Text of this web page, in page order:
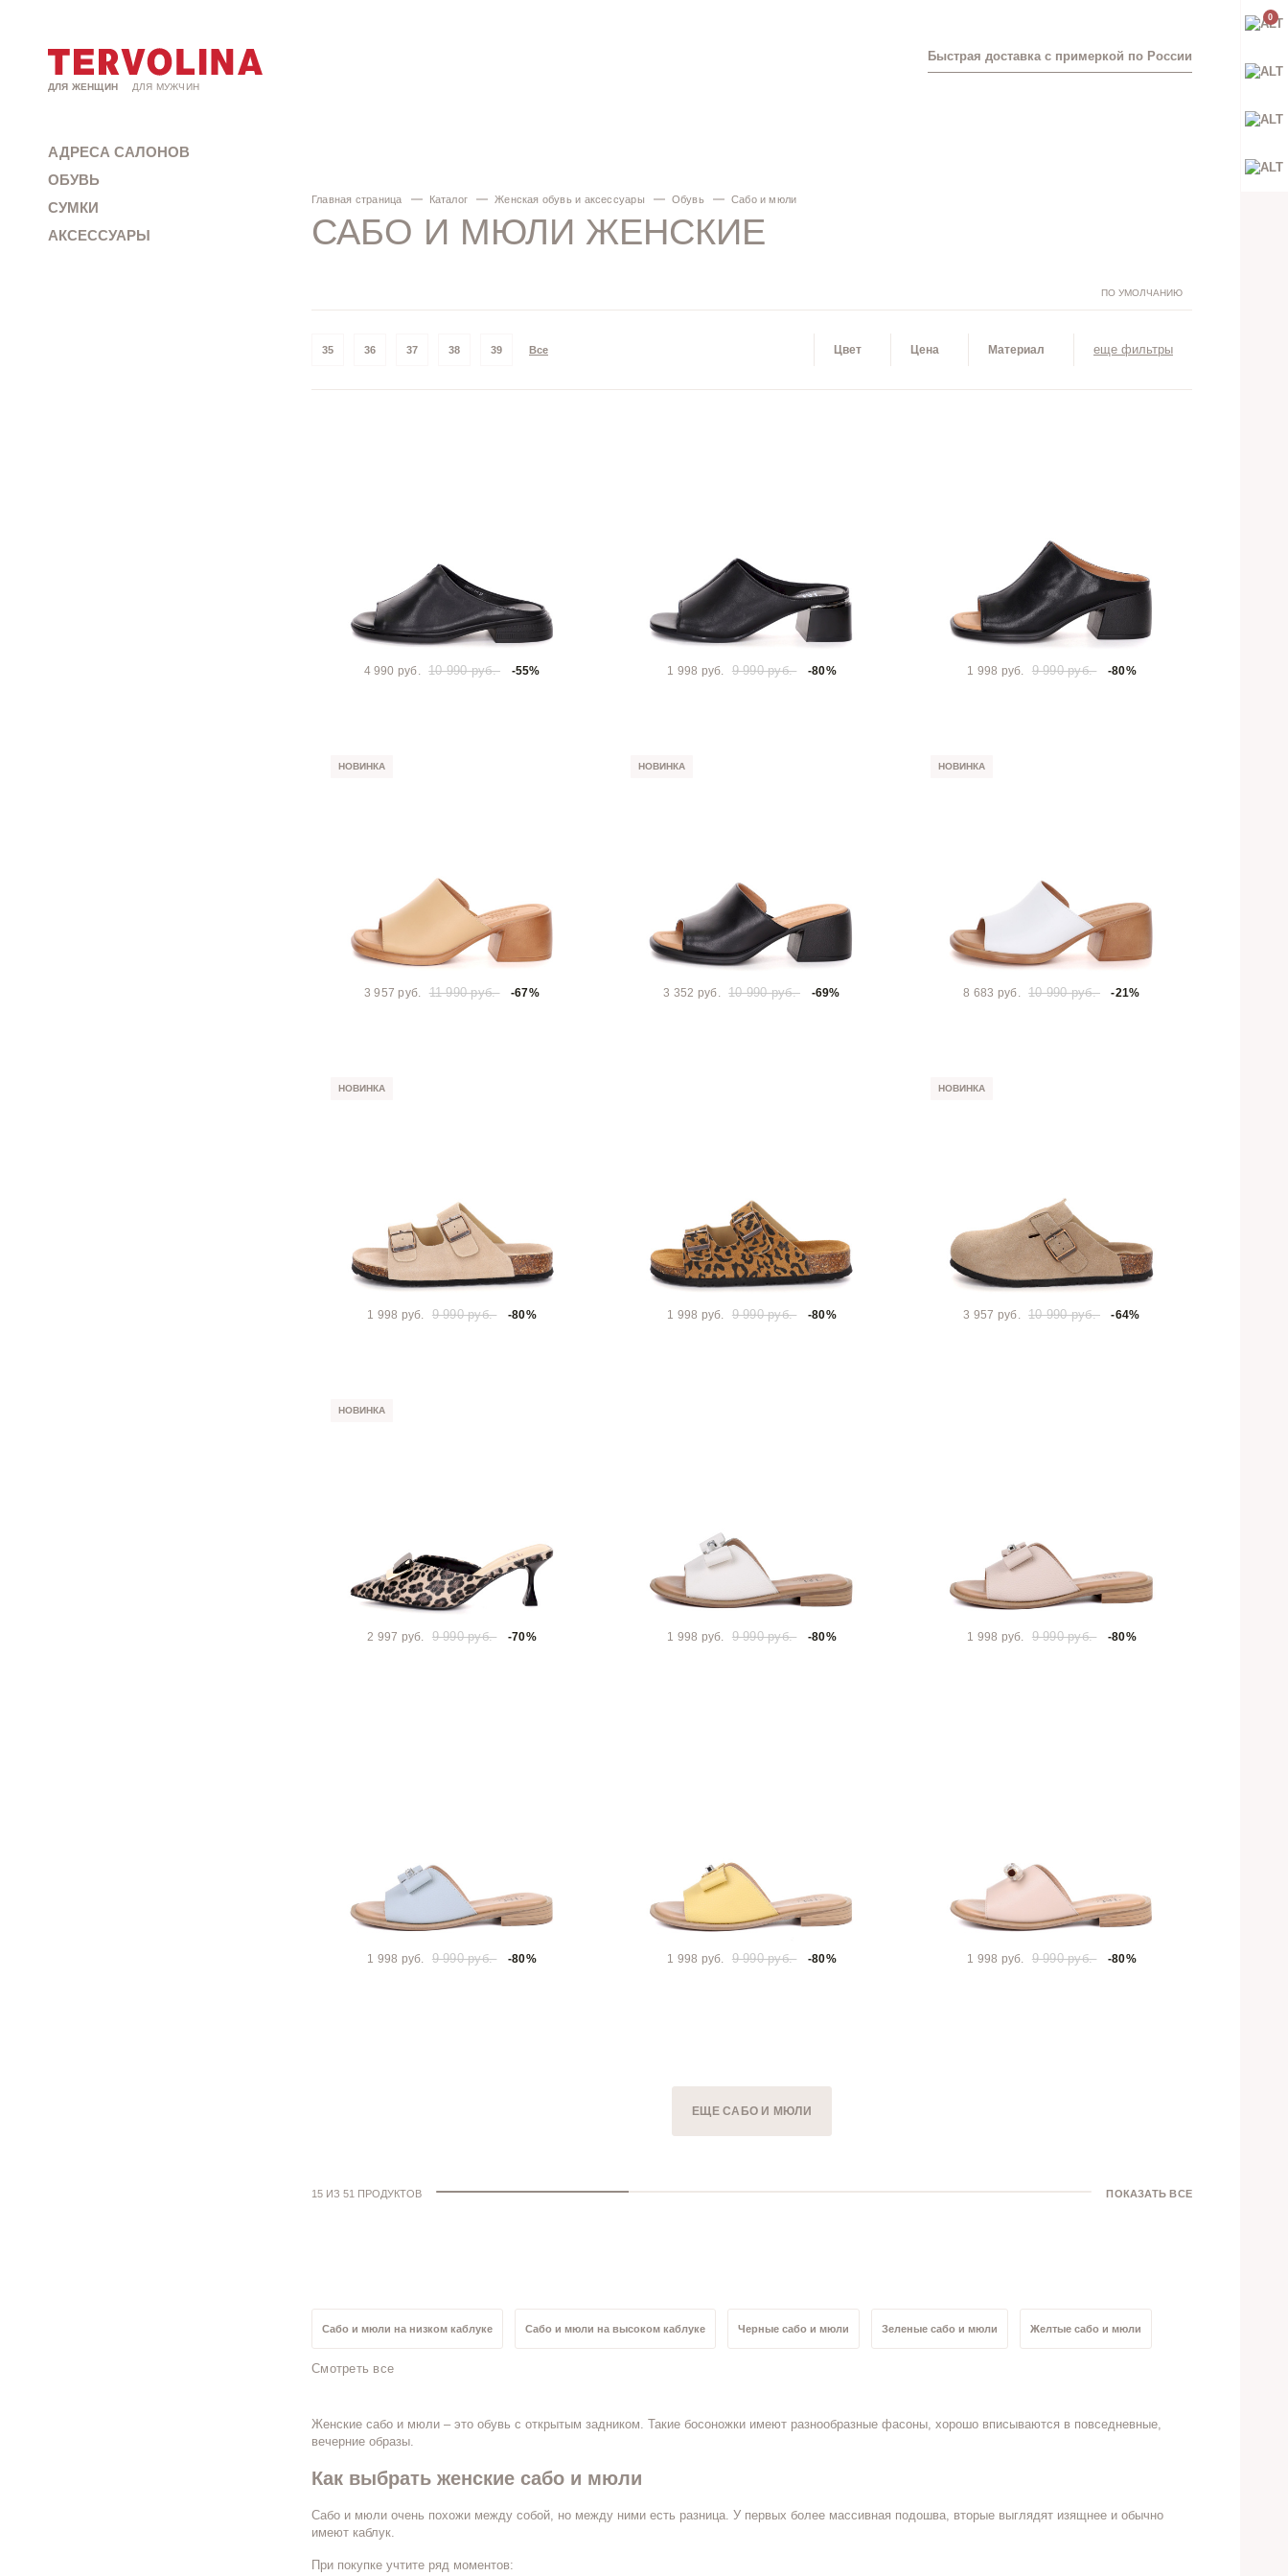
Быстрая доставка с примеркой по России
ДЛЯ ЖЕНЩИН ДЛЯ МУЖЧИН
АДРЕСА САЛОНОВ
ОБУВЬ
СУМКИ
АКСЕССУАРЫ
Главная страница Каталог Женская обувь и аксессуары Обувь Сабо и мюли
САБО И МЮЛИ ЖЕНСКИЕ
ПО УМОЛЧАНИЮ
35 36 37 38 39 Все Цвет Цена Материал еще фильтры
4 990 руб. 10 990 руб. -55% 1 998 руб. 9 990 руб. -80% 1 998 руб. 9 990 руб. -80%
НОВИНКА
3 957 руб. 11 990 руб. -67%
НОВИНКА
3 352 руб. 10 990 руб. -69%
НОВИНКА
8 683 руб. 10 990 руб. -21%
НОВИНКА
1 998 руб. 9 990 руб. -80% 1 998 руб. 9 990 руб. -80%
НОВИНКА
3 957 руб. 10 990 руб. -64%
НОВИНКА
2 997 руб. 9 990 руб. -70% 1 998 руб. 9 990 руб. -80% 1 998 руб. 9 990 руб. -80%
1 998 руб. 9 990 руб. -80% 1 998 руб. 9 990 руб. -80% 1 998 руб. 9 990 руб. -80%
ЕЩЕ САБО И МЮЛИ
15 ИЗ 51 ПРОДУКТОВ ПОКАЗАТЬ ВСЕ
Сабо и мюли на низком каблуке Сабо и мюли на высоком каблуке Черные сабо и мюли Зеленые сабо и мюли Желтые сабо и мюли
Сабо и мюли 40 размер Сабо и мюли 39 размер Сабо и мюли 38 размер Сабо и мюли 37 размер Сабо и мюли 36 размер
Сабо и мюли 35 размер
Смотреть все
Женские сабо и мюли – это обувь с открытым задником. Такие босоножки имеют разнообразные фасоны, хорошо вписываются в повседневные,
вечерние образы.
Как выбрать женские сабо и мюли
Сабо и мюли очень похожи между собой, но между ними есть разница. У первых более массивная подошва, вторые выглядят изящнее и обычно
имеют каблук.
При покупке учтите ряд моментов:
0